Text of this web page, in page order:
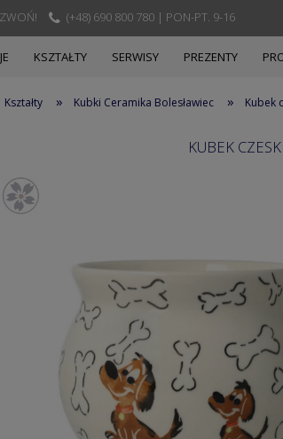
(+48) 690 800 780 | PON-PT. 9-16
KSZTAŁTY SERWISY PREZENTY
Kształty » Kubki Ceramika Bolesławiec » Kubek
KUBEK